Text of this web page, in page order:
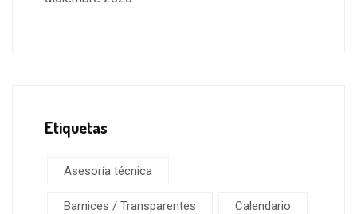
Etiquetas
Asesoría técnica
Barnices / Transparentes Calendario